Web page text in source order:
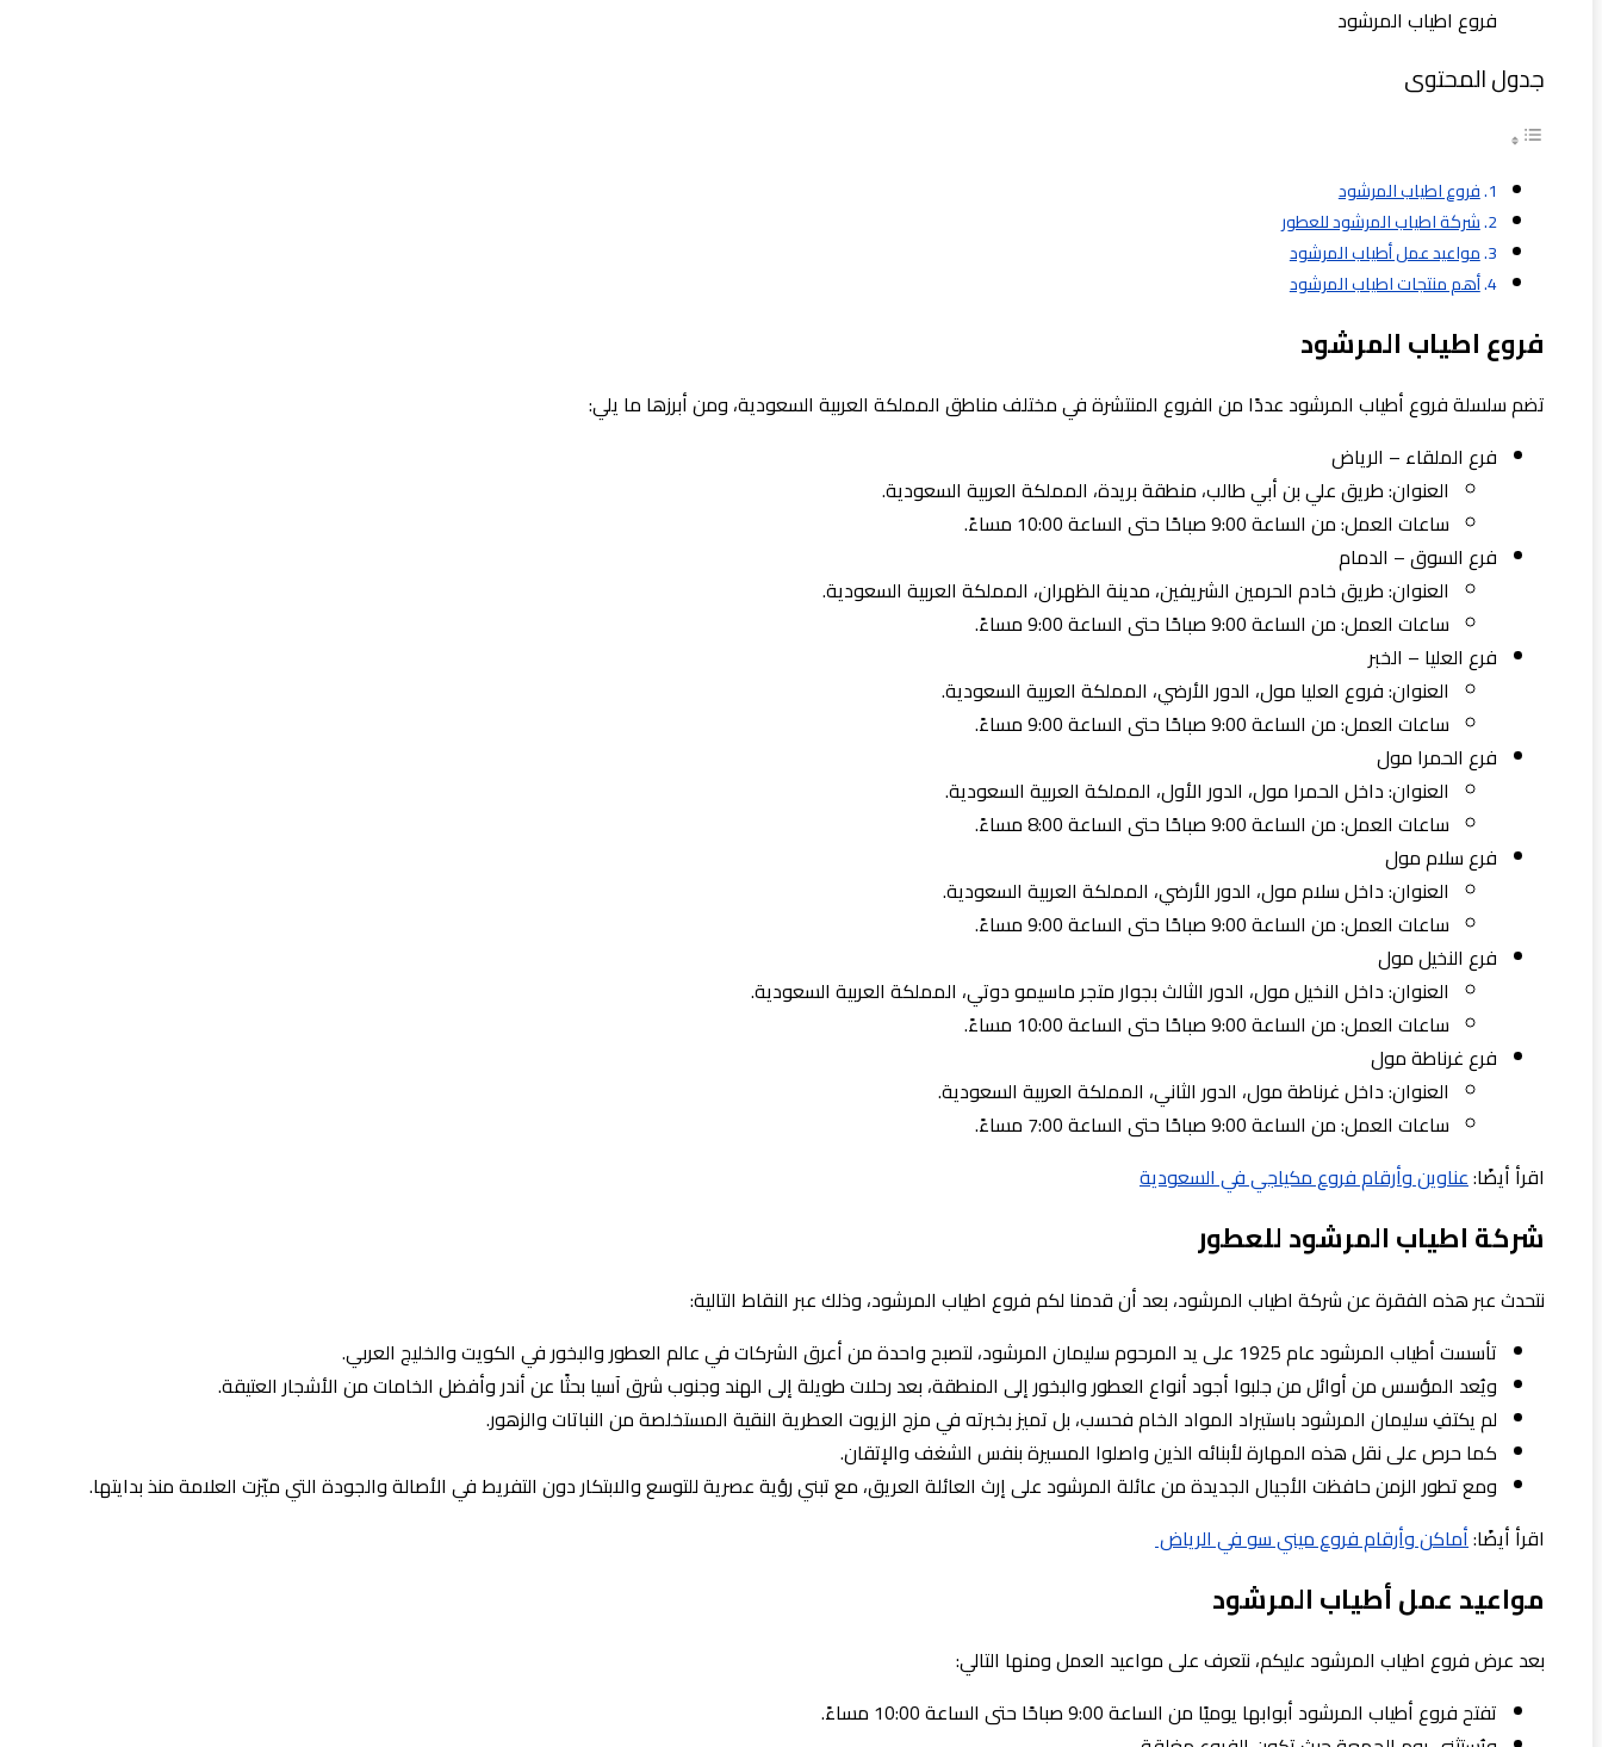
فروع اطياب المرشود
جدول المحتوى
فروع اطياب المرشود
شركة اطياب المرشود للعطور
مواعيد عمل أطياب المرشود
أهم منتجات اطياب المرشود
فروع اطياب المرشود
تضم سلسلة فروع أطياب المرشود عددًا من الفروع المنتشرة في مختلف مناطق المملكة العربية السعودية، ومن أبرزها ما يلي:
فرع الملقاء – الرياض
العنوان: طريق علي بن أبي طالب، منطقة بريدة، المملكة العربية السعودية.
ساعات العمل: من الساعة 9:00 صباحًا حتى الساعة 10:00 مساءً.
فرع السوق – الدمام
العنوان: طريق خادم الحرمين الشريفين، مدينة الظهران، المملكة العربية السعودية.
ساعات العمل: من الساعة 9:00 صباحًا حتى الساعة 9:00 مساءً.
فرع العليا – الخبر
العنوان: فروع العليا مول، الدور الأرضي، المملكة العربية السعودية.
ساعات العمل: من الساعة 9:00 صباحًا حتى الساعة 9:00 مساءً.
فرع الحمرا مول
العنوان: داخل الحمرا مول، الدور الأول، المملكة العربية السعودية.
ساعات العمل: من الساعة 9:00 صباحًا حتى الساعة 8:00 مساءً.
فرع سلام مول
العنوان: داخل سلام مول، الدور الأرضي، المملكة العربية السعودية.
ساعات العمل: من الساعة 9:00 صباحًا حتى الساعة 9:00 مساءً.
فرع النخيل مول
العنوان: داخل النخيل مول، الدور الثالث بجوار متجر ماسيمو دوتي، المملكة العربية السعودية.
ساعات العمل: من الساعة 9:00 صباحًا حتى الساعة 10:00 مساءً.
فرع غرناطة مول
العنوان: داخل غرناطة مول، الدور الثاني، المملكة العربية السعودية.
ساعات العمل: من الساعة 9:00 صباحًا حتى الساعة 7:00 مساءً.
اقرأ أيضًا:عناوين وأرقام فروع مكياجي في السعودية
شركة اطياب المرشود للعطور
نتحدث عبر هذه الفقرة عن شركة اطياب المرشود، بعد أن قدمنا لكم فروع اطياب المرشود، وذلك عبر النقاط التالية:
تأسست أطياب المرشود عام 1925 على يد المرحوم سليمان المرشود، لتصبح واحدة من أعرق الشركات في عالم العطور والبخور في الكويت والخليج العربي.
ويُعد المؤسس من أوائل من جلبوا أجود أنواع العطور والبخور إلى المنطقة، بعد رحلات طويلة إلى الهند وجنوب شرق آسيا بحثًا عن أندر وأفضل الخامات من الأشجار العتيقة.
لم يكتفِ سليمان المرشود باستيراد المواد الخام فحسب، بل تميز بخبرته في مزج الزيوت العطرية النقية المستخلصة من النباتات والزهور.
كما حرص على نقل هذه المهارة لأبنائه الذين واصلوا المسيرة بنفس الشغف والإتقان.
ومع تطور الزمن حافظت الأجيال الجديدة من عائلة المرشود على إرث العائلة العريق، مع تبني رؤية عصرية للتوسع والابتكار دون التفريط في الأصالة والجودة التي ميّزت العلامة منذ بدايتها.
اقرأ أيضًا:أماكن وأرقام فروع ميني سو في الرياض
مواعيد عمل أطياب المرشود
بعد عرض فروع اطياب المرشود عليكم، نتعرف على مواعيد العمل ومنها التالي:
تفتح فروع أطياب المرشود أبوابها يوميًا من الساعة 9:00 صباحًا حتى الساعة 10:00 مساءً.